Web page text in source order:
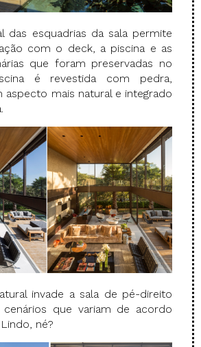
das esquadrias da sala permite
com o deck, a piscina e as
que foram preservadas no
é revestida com pedra,
aspecto mais natural e integrado
invade a sala de pé-direito
que variam de acordo
né?